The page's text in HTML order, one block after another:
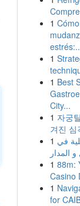
1
1
1 Best
City...
1 자궁
겨진 심
1 في
1 88m:
Casino
1
for